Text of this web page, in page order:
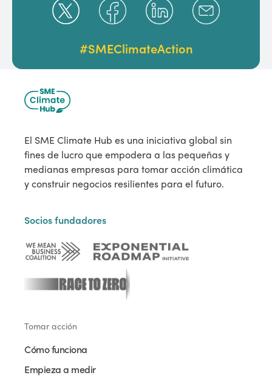
#SMEClimateAction
El SME Climate Hub es una iniciativa global sin
fines de lucro que empodera a las pequeñas y
medianas empresas para tomar acción climática
y construir negocios resilientes para el futuro.
Socios fundadores
Tomar acción
Cómo funciona
Empieza a medir